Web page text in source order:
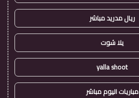
ريال مدريد مباشر
يلا شوت
yalla shoot
مباريات اليوم مباشر